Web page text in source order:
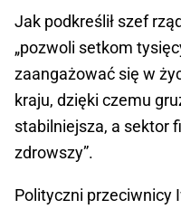
Jak podkreślił szef
„pozwoli setkom
zaangażować się w
kraju, dzięki czemu
stabilniejsza, a sektor
zdrowszy”.
Polityczni przeciwnicy